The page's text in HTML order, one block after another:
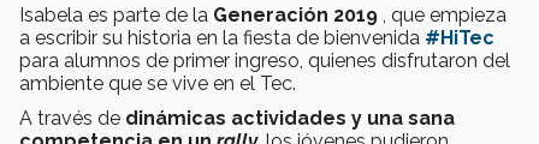
Isabela es parte de la Generación 2019 , que empieza
a escribir su historia en la fiesta de bienvenida #HiTec
para alumnos de primer ingreso, quienes disfrutaron del
ambiente que se vive en el Tec.
A través de dinámicas actividades y una sana